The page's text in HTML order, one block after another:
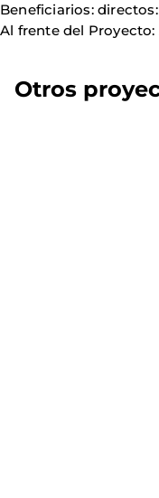
Beneficiarios:
Al frente del
Otros